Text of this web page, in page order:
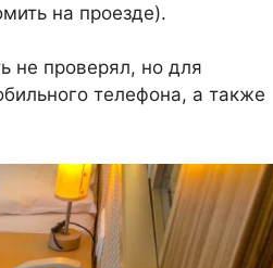
на проезде).
не проверял, но для
телефона, а также